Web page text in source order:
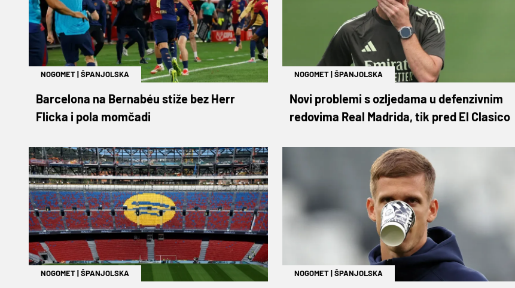
NOGOMET|ŠPANJOLSKA
Barcelona na Bernabéu stiže bez Herr
Flicka i pola momčadi
NOGOMET|ŠPANJOLSKA
Novi problemi s ozljedama u defenzivnim
redovima Real Madrida, tik pred El Clasico
NOGOMET|ŠPANJOLSKA NOGOMET|ŠPANJOLSKA